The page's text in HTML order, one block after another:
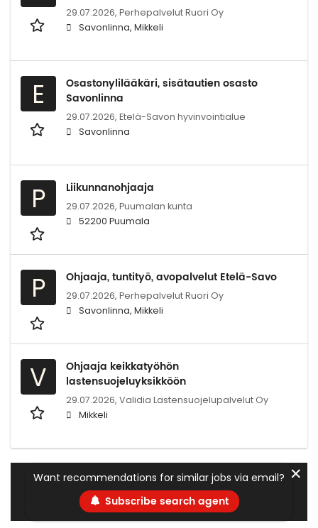
29.07.2026, Perhepalvelut Ruori Oy
Savonlinna, Mikkeli
E
Osastonylilääkäri, sisätautien osasto
Savonlinna
29.07.2026, Etelä-Savon hyvinvointialue
Savonlinna
P Liikunnanohjaaja
29.07.2026, Puumalan kunta
52200 Puumala
P Ohjaaja, tuntityö, avopalvelut Etelä-Savo
29.07.2026, Perhepalvelut Ruori Oy
Savonlinna, Mikkeli
V
Ohjaaja keikkatyöhön
lastensuojeluyksikköön
29.07.2026, Validia Lastensuojelupalvelut Oy
Mikkeli
Want recommendations for similar jobs via email?
Subscribe search agent
✕